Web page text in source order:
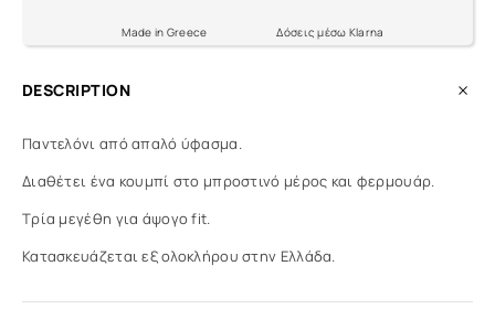
Made in Greece Δόσεις μέσω Klarna
DESCRIPTION
Παντελόνι από απαλό ύφασμα.
Διαθέτει ένα κουμπί στο μπροστινό μέρος και φερμουάρ.
Τρία μεγέθη για άψογο fit.
Κατασκευάζεται εξ ολοκλήρου στην Ελλάδα.